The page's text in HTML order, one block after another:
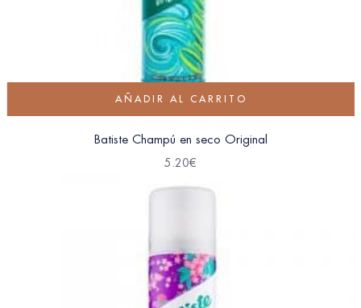
AÑADIR AL CARRITO
Batiste Champú en seco Original
5.20€